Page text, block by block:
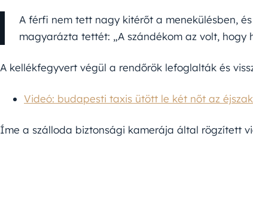
A férfi nem tett nagy kitérőt a menekülésben,
magyarázta tettét: „A szándékom az volt, hogy
A kellékfegyvert végül a rendőrök lefoglalták és
Videó: budapesti taxis ütött le két nőt az
Íme a szálloda biztonsági kamerája által rögzített